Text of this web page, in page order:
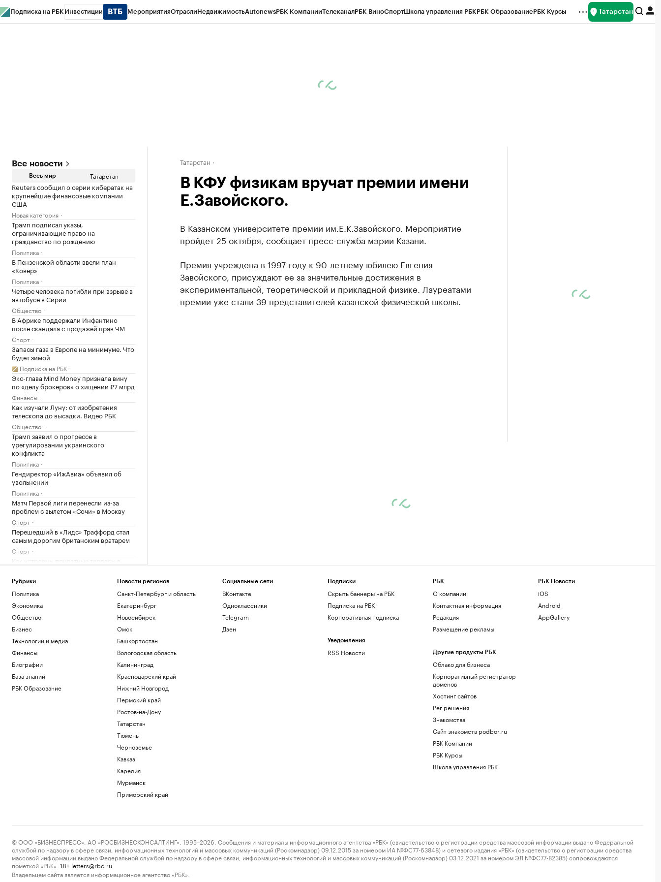
Подписка на РБК Инвестиции МероприятияОтраслиНедвижимостьAutonewsРБК КомпанииТелеканалРБК ВиноСпортШкола управления РБКРБК ОбразованиеРБК Курсы Татарстан
Все новости
Весь мир Татарстан
Reuters сообщил о серии кибератак на
крупнейшие финансовые компании
США
Новая категория
Трамп подписал указы,
ограничивающие право на
гражданство по рождению
Политика
В Пензенской области ввели план
«Ковер»
Политика
Четыре человека погибли при взрыве в
автобусе в Сирии
Общество
В Африке поддержали Инфантино
после скандала с продажей прав ЧМ
Спорт
Запасы газа в Европе на минимуме. Что
будет зимой
Подписка на РБК
Экс-глава Mind Money признала вину
по «делу брокеров» о хищении ₽7 млрд
Финансы
Как изучали Луну: от изобретения
телескопа до высадки. Видео РБК
Общество
Трамп заявил о прогрессе в
урегулировании украинского
конфликта
Политика
Гендиректор «ИжАвиа» объявил об
увольнении
Политика
Матч Первой лиги перенесли из-за
проблем с вылетом «Сочи» в Москву
Спорт
Перешедший в «Лидс» Траффорд стал
самым дорогим британским вратарем
Спорт
Как устроены приватные террасы в
РБК и ПИК Серия плюс
Аэропорт Домодедово открыли для
приема и вылета самолетов
Политика
Женщина и ребенок погибли во время
непогоды в Смоленске
Общество
Арест запросили обвиняемой по делу о
порнографии экс-участнице «Дома-2»
Общество
Иран сообщил об «операции против
целей врага» в Ормузском проливе
Шнайдер обыграла Калинскую и вышла
в четвертый круг турнира в Торонто
В горах Казахстана эвакуировали еще
В Смоленской области ввели режим ЧС
Татарстан
В КФУ физикам вручат премии имени
Е.Завойского.
В Казанском университете премии им.Е.К.Завойского. Мероприятие
пройдет 25 октября, сообщает пресс-служба мэрии Казани.
Премия учреждена в 1997 году к 90-летнему юбилею Евгения
Завойского, присуждают ее за значительные достижения в
экспериментальной, теоретической и прикладной физике. Лауреатами
премии уже стали 39 представителей казанской физической школы.
Рубрики
Политика
Экономика
Общество
Бизнес
Технологии и медиа
Финансы
Биографии
База знаний
РБК Образование
Новости регионов
Санкт-Петербург и область
Екатеринбург
Новосибирск
Омск
Башкортостан
Вологодская область
Калининград
Краснодарский край
Нижний Новгород
Пермский край
Ростов-на-Дону
Татарстан
Тюмень
Черноземье
Кавказ
Карелия
Мурманск
Приморский край
Социальные сети
ВКонтакте
Одноклассники
Telegram
Дзен
Подписки
Скрыть баннеры на РБК
Подписка на РБК
Корпоративная подписка
Уведомления
RSS Новости
РБК
О компании
Контактная информация
Редакция
Размещение рекламы
Другие продукты РБК
Облако для бизнеса
Корпоративный регистратор
доменов
Хостинг сайтов
Рег.решения
Знакомства
Сайт знакомств podbor.ru
РБК Компании
РБК Курсы
Школа управления РБК
РБК Новости
iOS
Android
AppGallery
© ООО «БИЗНЕСПРЕСС», АО «РОСБИЗНЕСКОНСАЛТИНГ», 1995–2026. Сообщения и материалы информационного агентства «РБК» (свидетельство о регистрации средства массовой информации выдано Федеральной
службой по надзору в сфере связи, информационных технологий и массовых коммуникаций (Роскомнадзор) 09.12.2015 за номером ИА №ФС77-63848) и сетевого издания «РБК» (свидетельство о регистрации средства
массовой информации выдано Федеральной службой по надзору в сфере связи, информационных технологий и массовых коммуникаций (Роскомнадзор) 03.12.2021 за номером ЭЛ №ФС77-82385) сопровождаются
пометкой «РБК».
18+ letters@rbc.ru
Владельцем сайта является информационное агентство «РБК».